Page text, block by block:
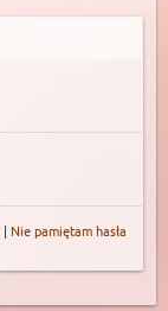
| Nie pamiętam hasła